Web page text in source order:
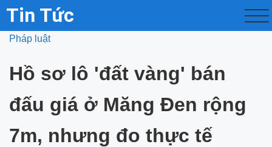
Tin Tức
Pháp luật
Hồ sơ lô 'đất vàng' bán
đấu giá ở Măng Đen rộng
7m, nhưng đo thực tế